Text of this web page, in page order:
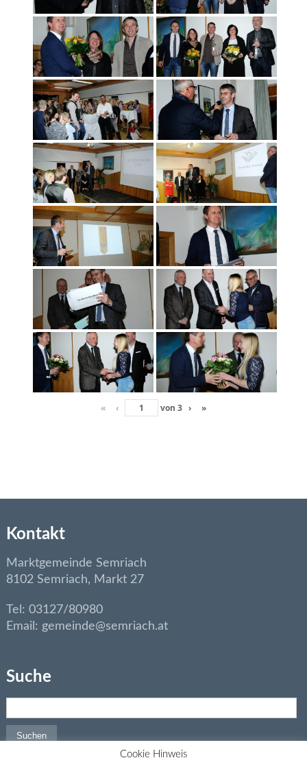
« ‹ von 3 › »
Kontakt
Marktgemeinde Semriach
8102 Semriach, Markt 27
Tel: 03127/80980
Email: gemeinde@semriach.at
Suche
Cookie Hinweis